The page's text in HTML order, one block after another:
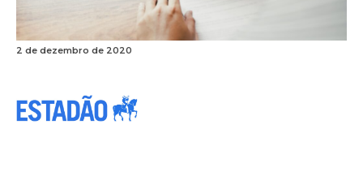
2 de dezembro de 2020